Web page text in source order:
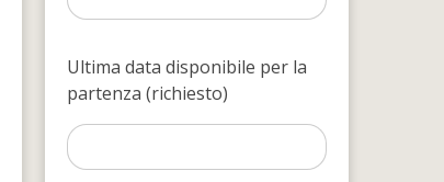
Ultima data disponibile per la
partenza (richiesto)